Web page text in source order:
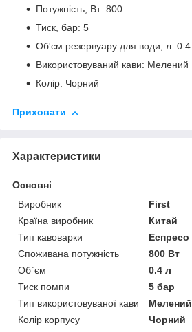
Потужність, Вт: 800
Тиск, бар: 5
Об'єм резервуару для води, л: 0.4
Використовуваний кави: Мелений
Колір: Чорний
Приховати
Характеристики
Основні
Виробник
First
Країна виробник
Китай
Тип кавоварки
Еспресо
Споживана потужність
800 Вт
Об`єм
0.4 л
Тиск помпи
5 бар
Тип використовуваної кави
Мелений
Колір корпусу
Чорний